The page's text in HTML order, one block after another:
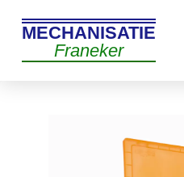
MECHANISATIE
Franeker